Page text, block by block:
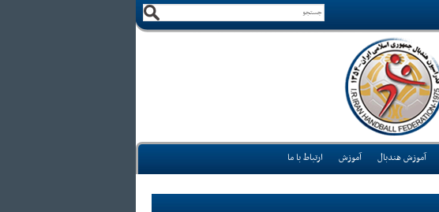
آموزش هندبال آموزش ارتباط با ما